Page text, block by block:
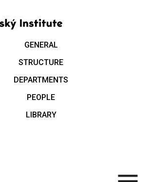
GENERAL
STRUCTURE
DEPARTMENTS
PEOPLE
LIBRARY
.